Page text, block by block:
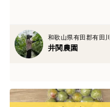
和歌山県有田郡有田
井関農園